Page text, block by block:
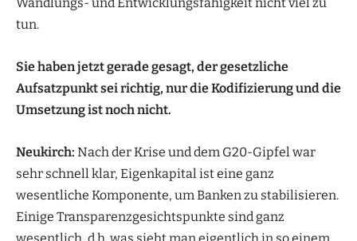
tun.
Sie haben jetzt gerade gesagt, der gesetzliche
Aufsatzpunkt sei richtig, nur die Kodifizierung und die
Umsetzung ist noch nicht.
Neukirch: Nach der Krise und dem G20-Gipfel war
sehr schnell klar, Eigenkapital ist eine ganz
wesentliche Komponente, um Banken zu stabilisieren.
Einige Transparenzgesichtspunkte sind ganz
wesentlich, d.h. was sieht man eigentlich in so einem